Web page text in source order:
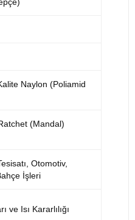
Naylon (Poliamid
(Mandal)
Otomotiv,
İşleri
ve Isı Kararlılığı